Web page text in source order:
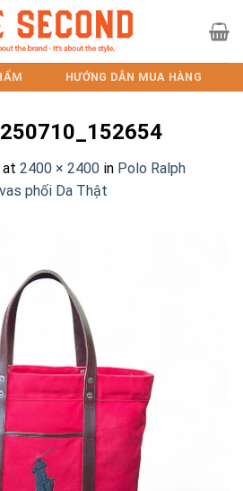
HƯỚNG DẪN MUA HÀNG
at 2400 × 2400 in Polo Ralph
phối Da Thật